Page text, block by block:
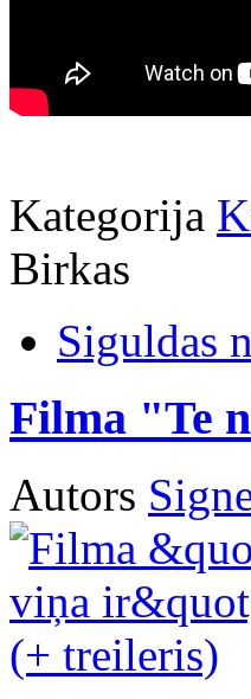
Kategorija
Birkas
Siguldas
Filma "Te
Autors